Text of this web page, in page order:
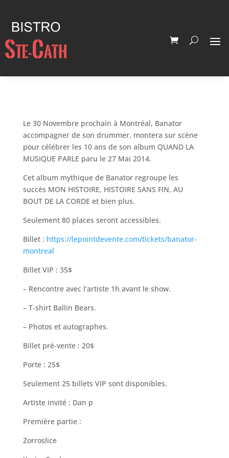
Le 30 Novembre prochain à Montréal, Banator
accompagner de son drummer, montera sur scène
pour célébrer les 10 ans de son album QUAND LA
MUSIQUE PARLE paru le 27 Mai 2014.
Cet album mythique de Banator regroupe les
succès MON HISTOIRE, HISTOIRE SANS FIN, AU
BOUT DE LA CORDE et bien plus.
Seulement 80 places seront accessibles.
Billet : https://lepointdevente.com/tickets/banator-
montreal
Billet VIP : 35$
– Rencontre avec l’artiste 1h avant le show.
– T-shirt Ballin Bears.
– Photos et autographes.
Billet pré-vente : 20$
Porte : 25$
Seulement 25 billets VIP sont disponibles.
Artiste invité : Dan p
Première partie :
Zorroslice